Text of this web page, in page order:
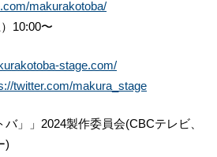
makurakotoba/
10:00〜
stage.com/
twitter.com/makura_stage
」」2024製作委員会(CBCテレビ、
)